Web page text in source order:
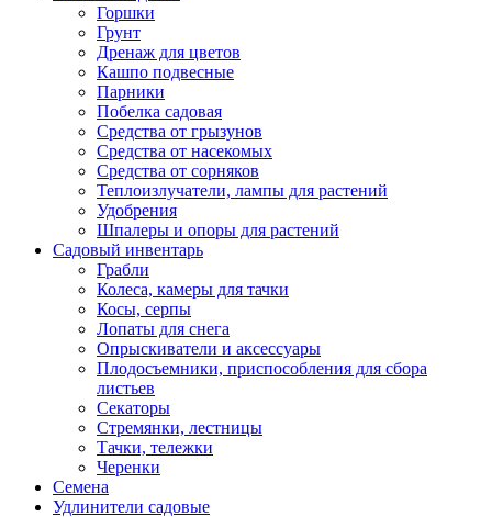
Горшки
Грунт
Дренаж для цветов
Кашпо подвесные
Парники
Побелка садовая
Средства от грызунов
Средства от насекомых
Средства от сорняков
Теплоизлучатели, лампы для растений
Удобрения
Шпалеры и опоры для растений
Садовый инвентарь
Грабли
Колеса, камеры для тачки
Косы, серпы
Лопаты для снега
Опрыскиватели и аксессуары
Плодосъемники, приспособления для сбора
листьев
Секаторы
Стремянки, лестницы
Тачки, тележки
Черенки
Семена
Удлинители садовые